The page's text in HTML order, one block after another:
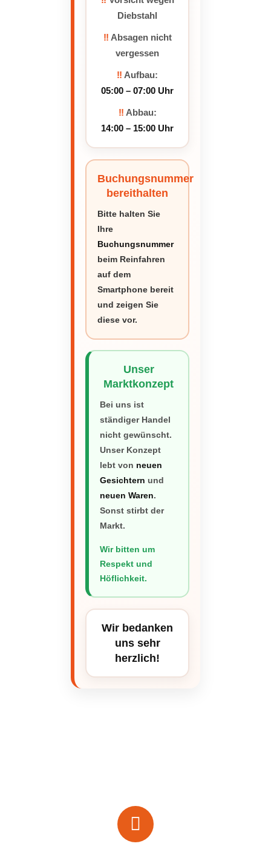
Diebstahl
‼️ Absagen nicht
vergessen
‼️ Aufbau:
05:00 – 07:00 Uhr
‼️ Abbau:
14:00 – 15:00 Uhr
Buchungsnummer
bereithalten
Bitte halten Sie
Ihre
Buchungsnummer
beim Reinfahren
auf dem
Smartphone bereit
und zeigen Sie
diese vor.
Unser
Marktkonzept
Bei uns ist
ständiger Handel
nicht gewünscht.
Unser Konzept
lebt von neuen
Gesichtern und
neuen Waren.
Sonst stirbt der
Markt.
Wir bitten um
Respekt und
Höflichkeit.
Wir bedanken
uns sehr
herzlich!